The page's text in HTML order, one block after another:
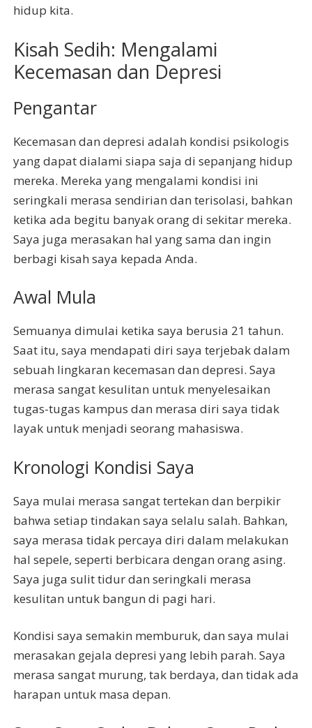
hidup kita.
Kisah Sedih: Mengalami
Kecemasan dan Depresi
Pengantar
Kecemasan dan depresi adalah kondisi psikologis
yang dapat dialami siapa saja di sepanjang hidup
mereka. Mereka yang mengalami kondisi ini
seringkali merasa sendirian dan terisolasi, bahkan
ketika ada begitu banyak orang di sekitar mereka.
Saya juga merasakan hal yang sama dan ingin
berbagi kisah saya kepada Anda.
Awal Mula
Semuanya dimulai ketika saya berusia 21 tahun.
Saat itu, saya mendapati diri saya terjebak dalam
sebuah lingkaran kecemasan dan depresi. Saya
merasa sangat kesulitan untuk menyelesaikan
tugas-tugas kampus dan merasa diri saya tidak
layak untuk menjadi seorang mahasiswa.
Kronologi Kondisi Saya
Saya mulai merasa sangat tertekan dan berpikir
bahwa setiap tindakan saya selalu salah. Bahkan,
saya merasa tidak percaya diri dalam melakukan
hal sepele, seperti berbicara dengan orang asing.
Saya juga sulit tidur dan seringkali merasa
kesulitan untuk bangun di pagi hari.
Kondisi saya semakin memburuk, dan saya mulai
merasakan gejala depresi yang lebih parah. Saya
merasa sangat murung, tak berdaya, dan tidak ada
harapan untuk masa depan.